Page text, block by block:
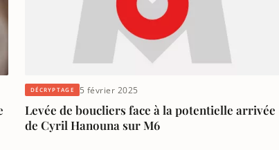
DÉCRYPTAGE 5 février 2025
Levée de boucliers face à la potentielle arrivée
de Cyril Hanouna sur M6